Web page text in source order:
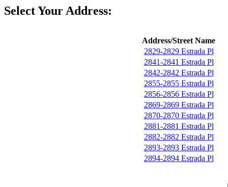
Select Your Address:
Address/Street Name
2829-2829 Estrada Pl
2841-2841 Estrada Pl
2842-2842 Estrada Pl
2855-2855 Estrada Pl
2856-2856 Estrada Pl
2869-2869 Estrada Pl
2870-2870 Estrada Pl
2881-2881 Estrada Pl
2882-2882 Estrada Pl
2893-2893 Estrada Pl
2894-2894 Estrada Pl